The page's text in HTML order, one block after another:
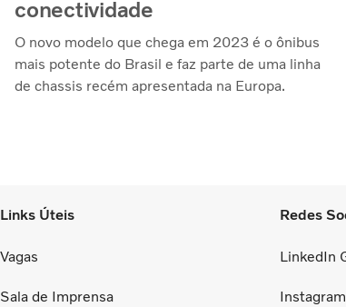
conectividade
O novo modelo que chega em 2023 é o ônibus
mais potente do Brasil e faz parte de uma linha
de chassis recém apresentada na Europa.
Links Úteis
Vagas
Sala de Imprensa
Redes
LinkedIn